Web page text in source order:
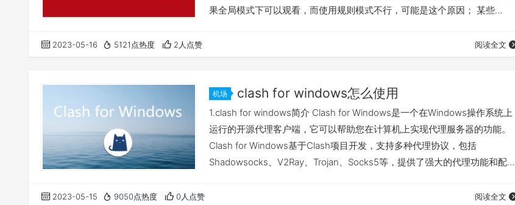
果全局模式下可以观看，而使用规则模式不行，可能是这个原因； 某些
理插件的规则中仅能代理域名请求，而无法代理 IP 请求，这种情况下某些客
户端就会提示使用代理。如果在电脑的网页版中可以观看而客户端中…
2023-05-16 5121点热度 2人点赞 阅读全文
机场 clash for windows怎么使用
1.clash for windows简介 Clash for Windows是一个在Windows操作系统上
运行的开源代理客户端，它可以帮助您在计算机上实现代理服务器的功能。
Clash for Windows基于Clash项目开发，支持多种代理协议，包括
Shadowsocks、V2Ray、Trojan、Socks5等，提供了强大的代理功能和配置
2023-05-15 9050点热度 0人点赞 阅读全文